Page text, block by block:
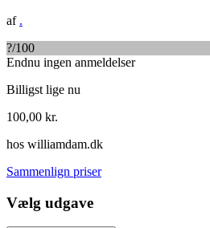
af .
?/100
Endnu ingen anmeldelser
Billigst lige nu
100,00 kr.
hos williamdam.dk
Sammenlign priser
Vælg udgave